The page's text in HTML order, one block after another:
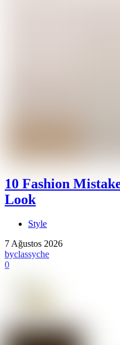
10 Fashion
Look
Style
7 Ağustos 2026
byclassyche
0